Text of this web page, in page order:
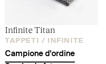
Infinite Titan
TAPPETI / INFINITE
Campione d'ordine